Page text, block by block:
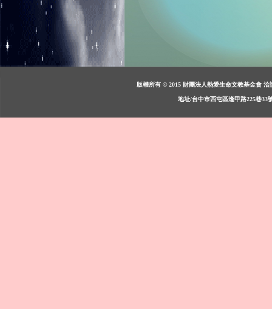
版權所有 © 2015 財團法人熱愛生命文教基金會
地址/台中市西屯區逢甲路225巷